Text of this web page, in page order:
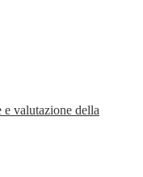
e valutazione della